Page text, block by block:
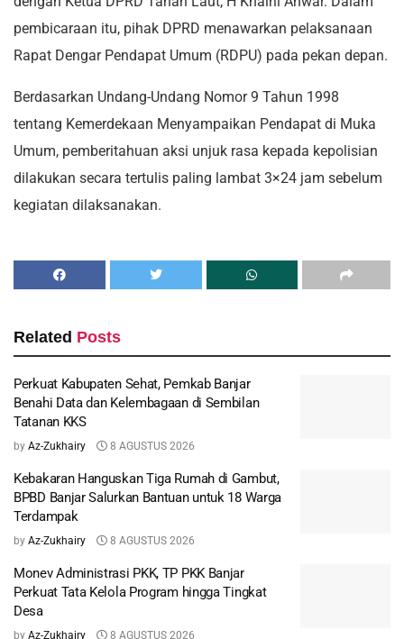
pembicaraan itu, pihak DPRD menawarkan pelaksanaan
Rapat Dengar Pendapat Umum (RDPU) pada pekan depan.
Berdasarkan Undang-Undang Nomor 9 Tahun 1998
tentang Kemerdekaan Menyampaikan Pendapat di Muka
Umum, pemberitahuan aksi unjuk rasa kepada kepolisian
dilakukan secara tertulis paling lambat 3×24 jam sebelum
kegiatan dilaksanakan.
Related Posts
Perkuat Kabupaten Sehat, Pemkab Banjar
Benahi Data dan Kelembagaan di Sembilan
Tatanan KKS
by Az-Zukhairy 8 AGUSTUS 2026
Kebakaran Hanguskan Tiga Rumah di Gambut,
BPBD Banjar Salurkan Bantuan untuk 18 Warga
Terdampak
by Az-Zukhairy 8 AGUSTUS 2026
Monev Administrasi PKK, TP PKK Banjar
Perkuat Tata Kelola Program hingga Tingkat
Desa
by Az-Zukhairy 8 AGUSTUS 2026